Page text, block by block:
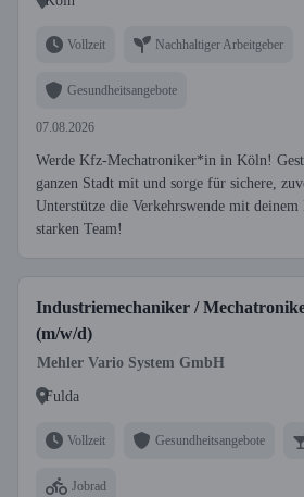
Vollzeit Nachhaltiger Arbeitgeber
Gesundheitsangebote
07.08.2026
Werde Kfz-Mechatroniker*in in Köln!
ganzen Stadt mit und sorge für sichere,
Unterstütze die Verkehrswende mit
starken Team!
Industriemechaniker /
(m/w/d)
Mehler Vario System GmbH
Fulda
Vollzeit Gesundheitsangebote
Jobrad